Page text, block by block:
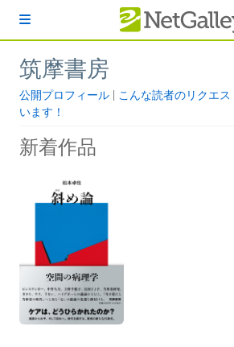
筑摩書房
公開プロフィール
こんな読者のリクエス
います！
新着作品